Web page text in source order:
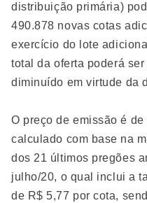
distribuição primária)
490.878 novas cotas
exercício do lote
total da oferta poderá
diminuído em virtude da
O preço de emissão é
calculado com base na
dos 21 últimos pregões
julho/20, o qual inclui a
de R$ 5,77 por cota,